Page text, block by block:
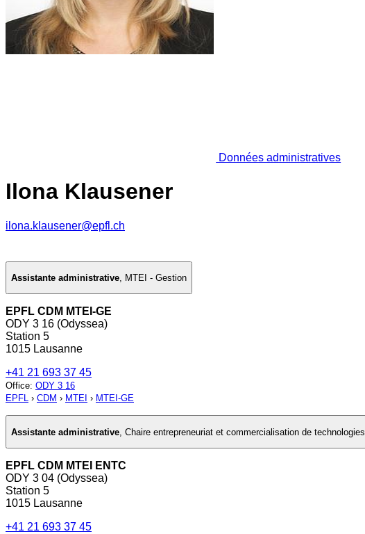
Données administratives
Ilona Klausener
ilona.klausener@epfl.ch
Assistante administrative, MTEI - Gestion
EPFL CDM MTEI-GE
ODY 3 16 (Odyssea)
Station 5
1015 Lausanne
+41 21 693 37 45
Office: ODY 3 16
EPFL › CDM › MTEI › MTEI-GE
Assistante administrative Chaire entrepreneuriat et commercialisation de technologies
EPFL CDM MTEI ENTC
ODY 3 04 (Odyssea)
Station 5
1015 Lausanne
+41 21 693 37 45